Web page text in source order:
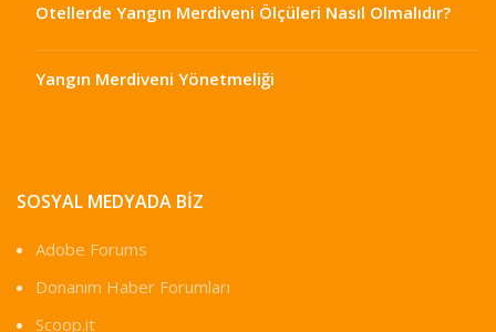
Otellerde Yangın Merdiveni Ölçüleri Nasıl Olmalıdır?
Yangın Merdiveni Yönetmeliği
SOSYAL MEDYADA BIZ
Adobe Forums
Donanım Haber Forumları
Scoop.it